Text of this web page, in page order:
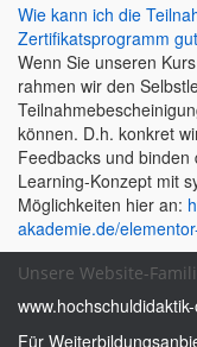
Wie kann ich die
Zertifikatsprogramm
Wenn Sie unseren
rahmen wir den
können. D.h. konkret
Feedbacks und
Learning-Konzept mit
Möglichkeiten hier an:
akademie.de/
Unsere Website-
Für